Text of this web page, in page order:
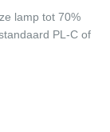
lamp tot 70%
PL-C of